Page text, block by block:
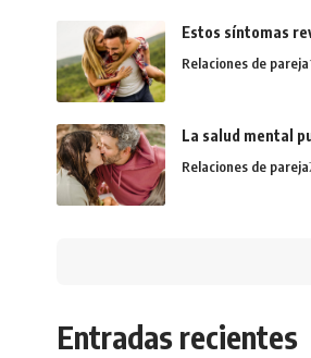
Estos síntomas
Relaciones de pareja
La salud mental
Relaciones de pareja
Entradas recientes